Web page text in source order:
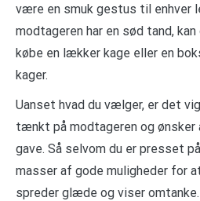
være en smuk gestus til enhver
modtageren har en sød tand,
købe en lækker kage eller en
kager.
Uanset hvad du vælger, er det
tænkt på modtageren og
gave. Så selvom du er presset
masser af gode muligheder for
spreder glæde og viser omtanke.